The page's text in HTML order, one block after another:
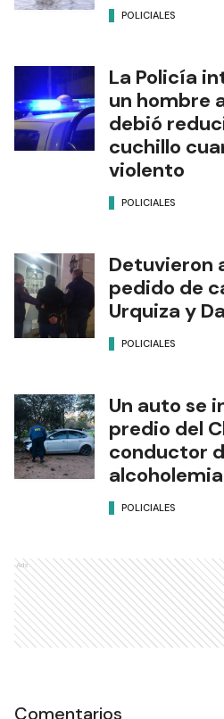
POLICIALES
La Policía
un hombre
debió
cuchillo
violento
POLICIALES
Detuvieron
pedido de
Urquiza y
POLICIALES
Un auto se
predio del
conductor
alcoholemia
POLICIALES
Ads
Comentarios